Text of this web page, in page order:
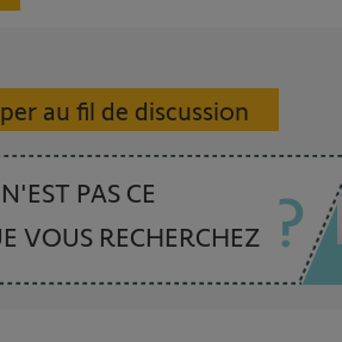
au fil de discussion
PAS CE
VOUS RECHERCHEZ